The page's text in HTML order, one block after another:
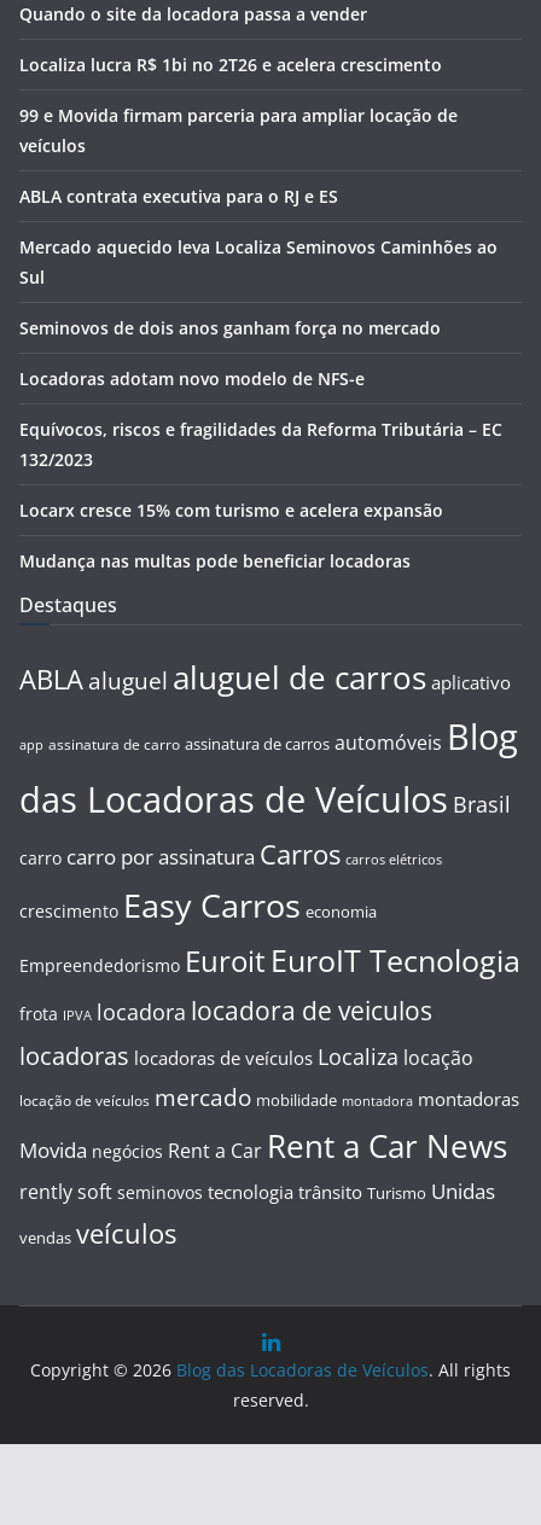
Quando o site da locadora passa a vender
Localiza lucra R$ 1bi no 2T26 e acelera crescimento
99 e Movida firmam parceria para ampliar locação de
veículos
ABLA contrata executiva para o RJ e ES
Mercado aquecido leva Localiza Seminovos Caminhões ao
Sul
Seminovos de dois anos ganham força no mercado
Locadoras adotam novo modelo de NFS-e
Equívocos, riscos e fragilidades da Reforma Tributária – EC
132/2023
Locarx cresce 15% com turismo e acelera expansão
Mudança nas multas pode beneficiar locadoras
Destaques
ABLA aluguel aluguel de carros aplicativo
app assinatura de carro assinatura de carros automóveis Blog
das Locadoras de Veículos Brasil
carro carro por assinatura Carros carros elétricos
crescimento Easy Carros economia
Empreendedorismo Euroit EuroIT Tecnologia
frota IPVA locadora locadora de veiculos
locadoras locadoras de veículos Localiza locação
locação de veículos mercado mobilidade montadora montadoras
Movida negócios Rent a Car Rent a Car News
rently soft seminovos tecnologia trânsito Turismo Unidas
vendas veículos
Copyright © 2026 Blog das Locadoras de Veículos. All rights
reserved.